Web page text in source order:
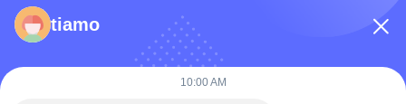
Telefon Numarası
Firma Adı
tiamo
10:00 AM